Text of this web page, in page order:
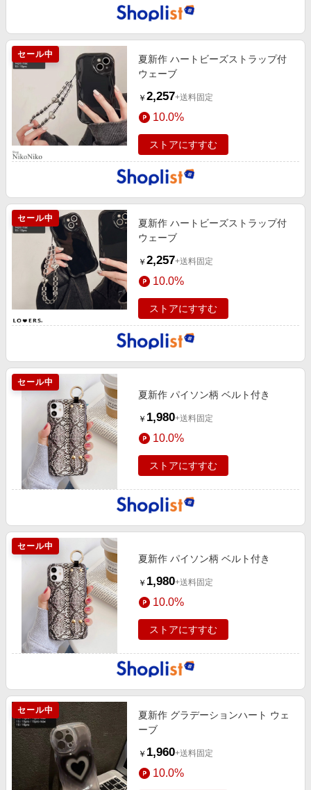
セール中
夏新作 ハートビーズストラップ付
ウェーブ
￥ 2,257+送料固定
10.0%
ストアにすすむ
セール中
夏新作 ハートビーズストラップ付
ウェーブ
￥ 2,257+送料固定
10.0%
ストアにすすむ
セール中
夏新作 パイソン柄 ベルト付き
￥ 1,980+送料固定
10.0%
ストアにすすむ
セール中
夏新作 パイソン柄 ベルト付き
￥ 1,980+送料固定
10.0%
ストアにすすむ
セール中
夏新作 グラデーションハート ウェ
ーブ
￥ 1,960+送料固定
10.0%